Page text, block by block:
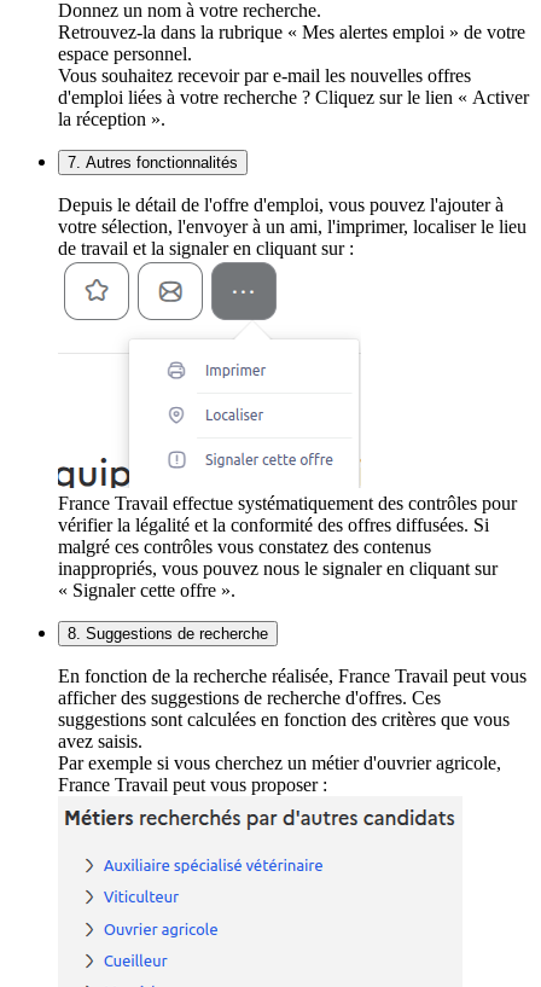
Donnez un nom à votre recherche.
Retrouvez-la dans la rubrique « Mes alertes emploi » de votre
espace personnel.
Vous souhaitez recevoir par e-mail les nouvelles offres
d'emploi liées à votre recherche ? Cliquez sur le lien « Activer
la réception ».
7. Autres fonctionnalités
Depuis le détail de l'offre d'emploi, vous pouvez l'ajouter à
votre sélection, l'envoyer à un ami, l'imprimer, localiser le lieu
de travail et la signaler en cliquant sur :
France Travail effectue systématiquement des contrôles pour
vérifier la légalité et la conformité des offres diffusées. Si
malgré ces contrôles vous constatez des contenus
inappropriés, vous pouvez nous le signaler en cliquant sur
« Signaler cette offre ».
8. Suggestions de recherche
En fonction de la recherche réalisée, France Travail peut vous
afficher des suggestions de recherche d'offres. Ces
suggestions sont calculées en fonction des critères que vous
avez saisis.
Par exemple si vous cherchez un métier d'ouvrier agricole,
France Travail peut vous proposer :